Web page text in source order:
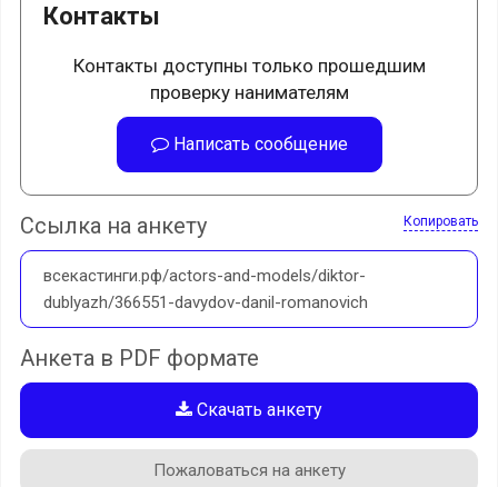
Контакты
Контакты доступны только прошедшим
проверку нанимателям
Написать сообщение
Ссылка на анкету Копировать
всекастинги.рф/actors-and-models/diktor-
dublyazh/366551-davydov-danil-romanovich
Анкета в PDF формате
Скачать анкету
Пожаловаться на анкету